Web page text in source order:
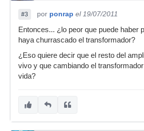
#3 por ponrap el 19/07/2011
Entonces... ¿lo peor que puede haber
haya churrascado el transformador?
¿Eso quiere decir que el resto del
vivo y que cambiando el
vida?